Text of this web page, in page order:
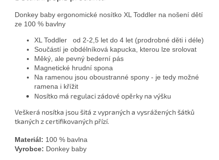
Donkey baby ergonomické nosítko XL Toddler na nošení dětí
ze 100 % bavlny
XL Toddler od 2-2,5 let do 4 let (prodrobné děti i déle)
Součástí je obdélníková kapucka, kterou lze srolovat
Měký, ale pevný bederní pás
Magnetické hrudní spona
Na ramenou jsou oboustranné spony - je tedy možné
ramena i křížit
Nosítko má regulaci zádové opěrky na výšku
Veškerá nosítka jsou šitá z vypraných a vysrážených šátků
tkaných z certifikovaných přízí.
Materiál: 100 % bavlna
Vyrobce: Donkey baby